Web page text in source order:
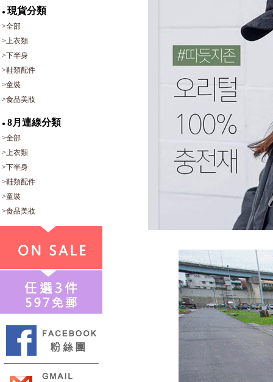
● 現貨分類
>全部
>上衣類
>下半身
>鞋類配件
>童裝
>食品美妝
● 8月連線分類
>全部
>上衣類
>下半身
>鞋類配件
>童裝
>食品美妝